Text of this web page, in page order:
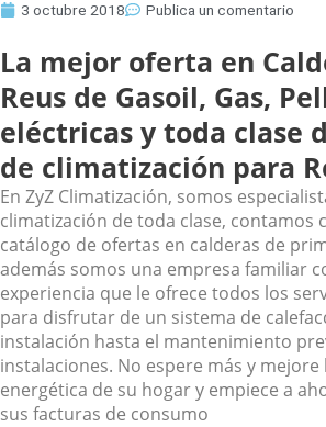
3 octubre 2018 Publica un comentario
La mejor oferta en
Reus de Gasoil, Gas,
eléctricas y toda clase
de climatización para
En ZyZ Climatización, somos
climatización de toda clase, contamos
catálogo de ofertas en calderas de
además somos una empresa familiar
experiencia que le ofrece todos los
para disfrutar de un sistema de
instalación hasta el mantenimiento
instalaciones. No espere más y mejore
energética de su hogar y empiece a
sus facturas de consumo